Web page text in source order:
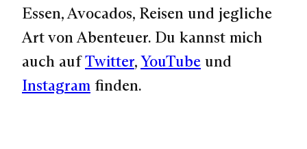
Essen, Avocados, Reisen und jegliche
Art von Abenteuer. Du kannst mich
auch aufTwitter,YouTube und
Instagram finden.